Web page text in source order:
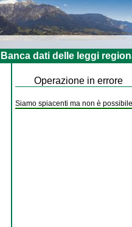
Banca dati delle leggi
Operazione in errore
Siamo spiacenti ma non è